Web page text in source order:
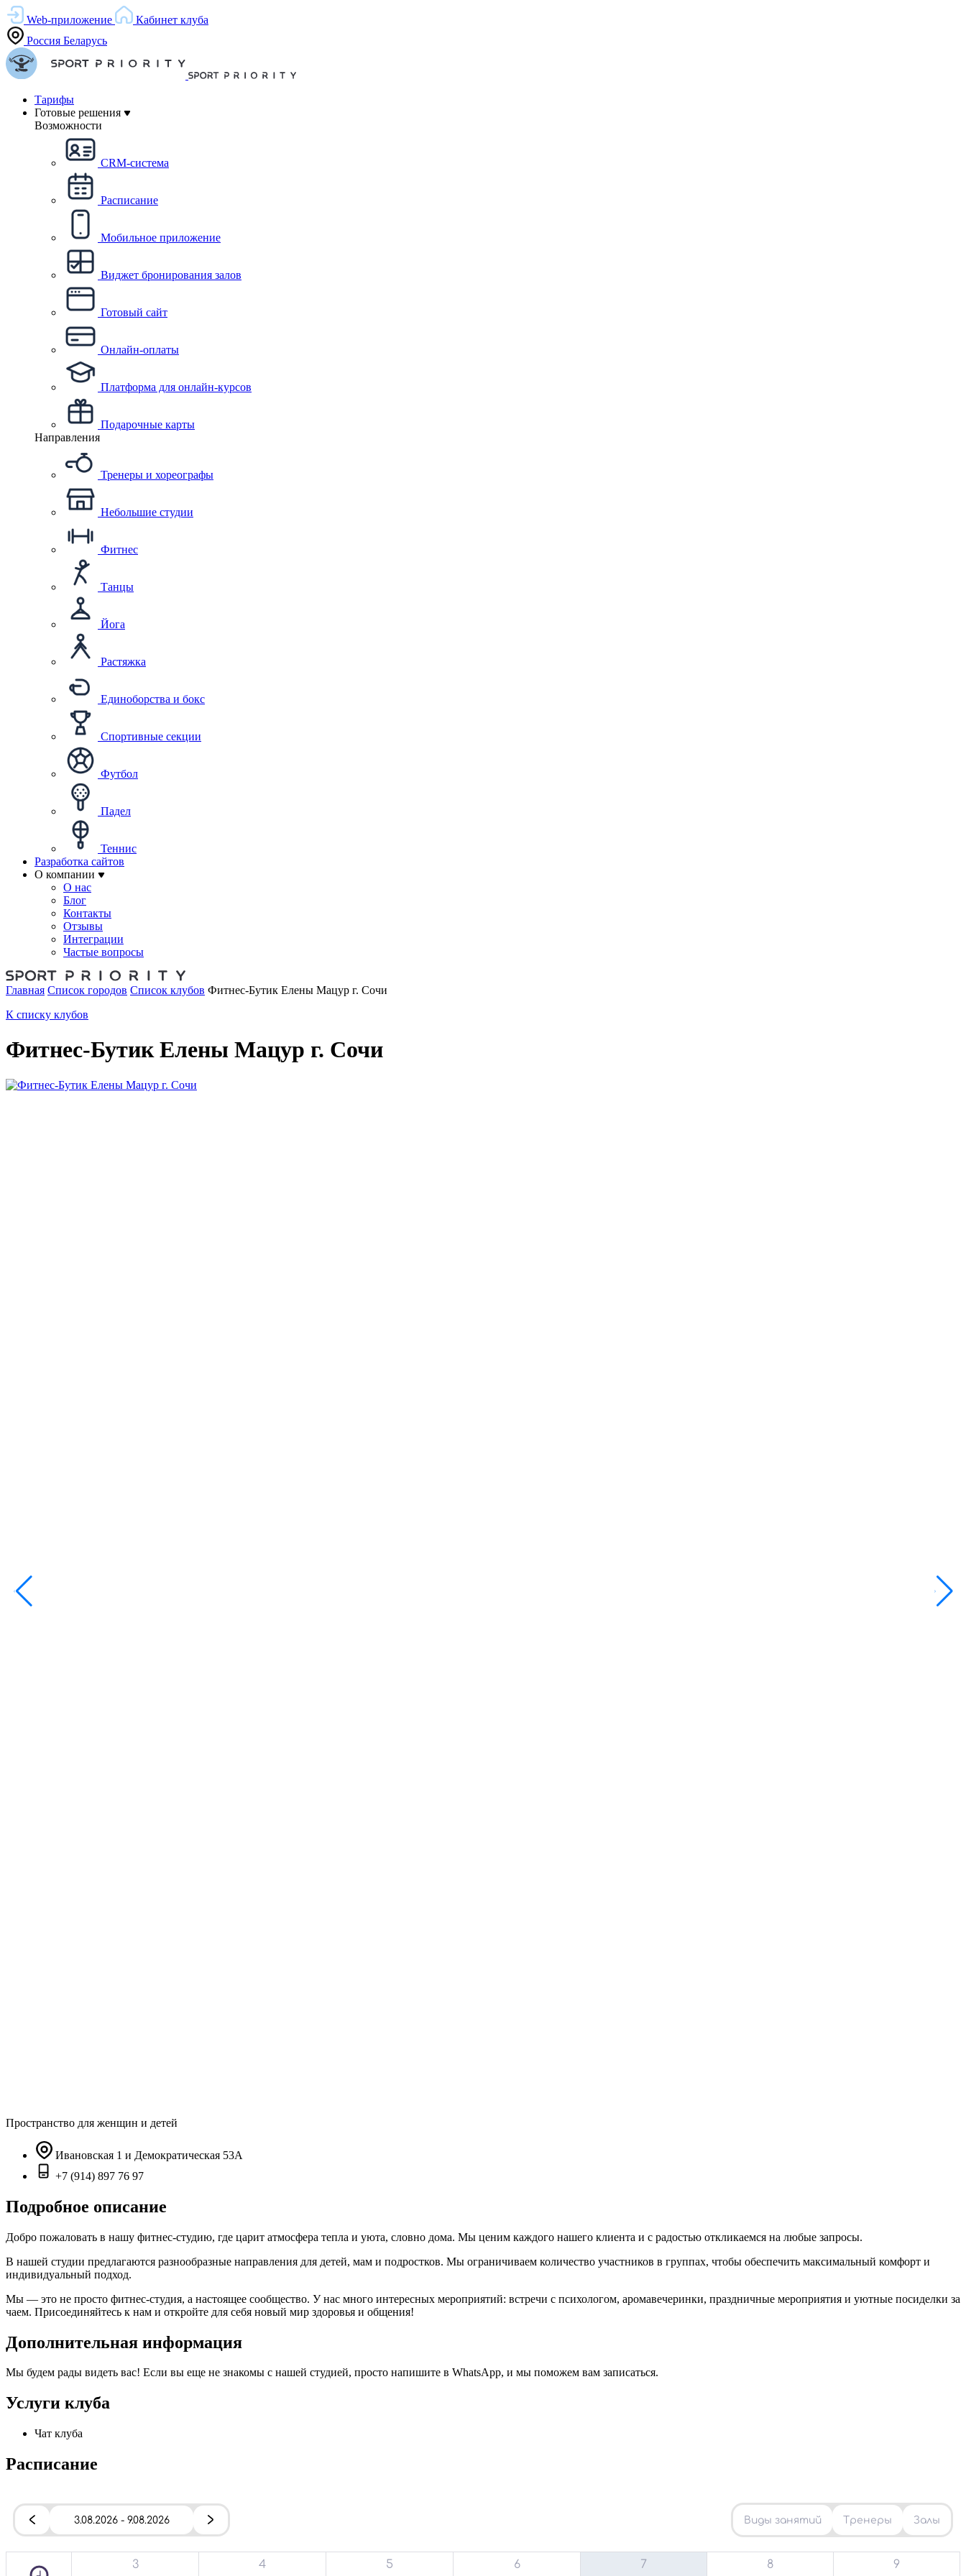
Web-приложение
Кабинет клуба
Россия Беларусь
Тарифы
Готовые решения
Возможности
CRM-система
Расписание
Мобильное приложение
Виджет бронирования залов
Готовый сайт
Онлайн-оплаты
Платформа для онлайн-курсов
Подарочные карты
Направления
Тренеры и хореографы
Небольшие студии
Фитнес
Танцы
Йога
Растяжка
Единоборства и бокс
Спортивные секции
Футбол
Падел
Теннис
Разработка сайтов
О компании
О нас
Блог
Контакты
Отзывы
Интеграции
Частые вопросы
Главная Список городов Список клубов Фитнес-Бутик Елены Мацур г. Сочи
К списку клубов
Фитнес-Бутик Елены Мацур г. Сочи
Пространство для женщин и детей
Ивановская 1 и Демократическая 53А
+7 (914) 897 76 97
Подробное описание
Добро пожаловать в нашу фитнес-студию, где царит атмосфера тепла и уюта, словно дома. Мы ценим каждого нашего клиента и с радостью откликаемся на любые запросы.
В нашей студии предлагаются разнообразные направления для детей, мам и подростков. Мы ограничиваем количество участников в группах, чтобы обеспечить максимальный комфорт и
индивидуальный подход.
Мы — это не просто фитнес-студия, а настоящее сообщество. У нас много интересных мероприятий: встречи с психологом, аромавечеринки, праздничные мероприятия и уютные посиделки за
чаем. Присоединяйтесь к нам и откройте для себя новый мир здоровья и общения!
Дополнительная информация
Мы будем рады видеть вас! Если вы еще не знакомы с нашей студией, просто напишите в WhatsApp, и мы поможем вам записаться.
Услуги клуба
Чат клуба
Расписание